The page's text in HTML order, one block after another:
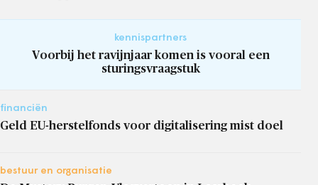
kennispartners
Voorbij het ravijnjaar komen is vooral een
sturingsvraagstuk
financiën
Geld EU-herstelfonds voor digitalisering mist doel
bestuur en organisatie